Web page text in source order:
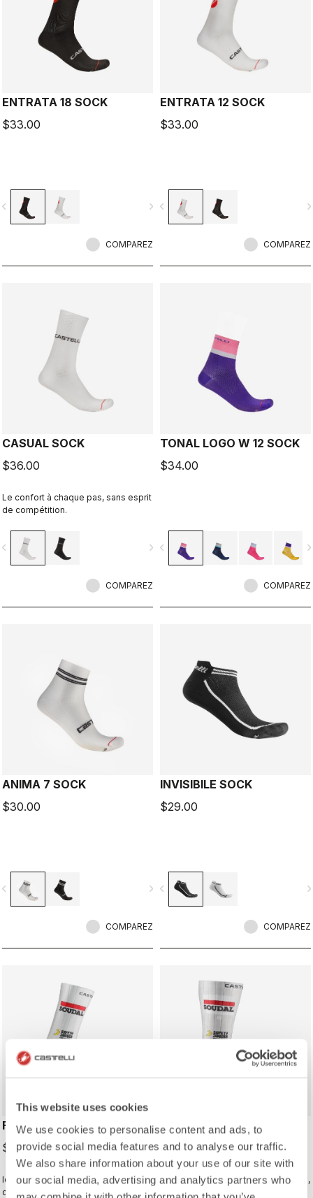
This website uses cookies
We use cookies to personalise content and ads, to
provide social media features and to analyse our traffic.
We also share information about your use of our site with
our social media, advertising and analytics partners who
ENTRATA 18 SOCK
$33.00
navigate_next
COMPAREZ
ENTRATA 12 SOCK
$33.00
navigate_before
COMPAREZ
CASUAL SOCK
$36.00
Le confort à chaque pas, sans esprit
de compétition.
navigate_next
COMPAREZ
TONAL LOGO W 12 SOCK
$34.00
navigate_before
COMPAREZ
ANIMA 7 SOCK
$30.00
navigate_next
COMPAREZ
INVISIBILE SOCK
$29.00
navigate_before
COMPAREZ
FAST FEET 4 SOCK
$85.00
los calcetines Castelli Fast Feet
cuentan con el desarrollo y las
ROSSO CORSA
FAST FEET 4 TT
SHOECOVER
$160.00
La cubierta más rápida para tus pies,
para las altas velocidades de las